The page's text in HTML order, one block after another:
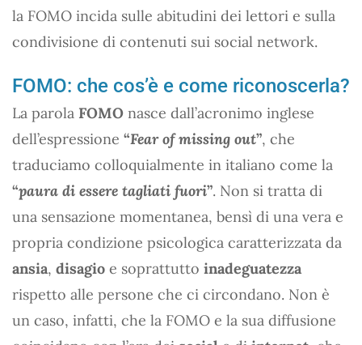
la FOMO incida sulle abitudini dei lettori e sulla
condivisione di contenuti sui social network.
FOMO: che cos’è e come riconoscerla?
La parola FOMO nasce dall’acronimo inglese
dell’espressione “Fear of missing out”, che
traduciamo colloquialmente in italiano come la
“paura di essere tagliati fuori”. Non si tratta di
una sensazione momentanea, bensì di una vera e
propria condizione psicologica caratterizzata da
ansia, disagio e soprattutto inadeguatezza
rispetto alle persone che ci circondano. Non è
un caso, infatti, che la FOMO e la sua diffusione